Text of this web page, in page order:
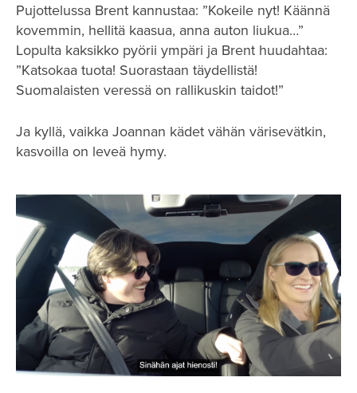
Pujottelussa Brent kannustaa: ”Kokeile nyt! Käännä
kovemmin, hellitä kaasua, anna auton liukua…”
Lopulta kaksikko pyörii ympäri ja Brent huudahtaa:
”Katsokaa tuota! Suorastaan täydellistä!
Suomalaisten veressä on rallikuskin taidot!”
Ja kyllä, vaikka Joannan kädet vähän värisevätkin,
kasvoilla on leveä hymy.